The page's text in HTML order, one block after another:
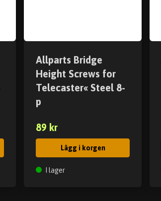
Allparts Bridge
Height Screws for
Telecaster« Steel 8-
p
89 kr
Lägg i korgen
I lager